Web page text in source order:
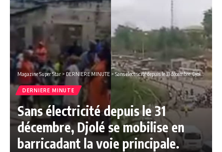
Magazine Super Star > DERNIERE MINUTE > Sans électricité depuis le 31 décembre, Djolé se mobilise en barricadant la voie principale.
DERNIERE MINUTE
Sans électricité depuis le 31
décembre, Djolé se mobilise en
barricadant la voie principale.